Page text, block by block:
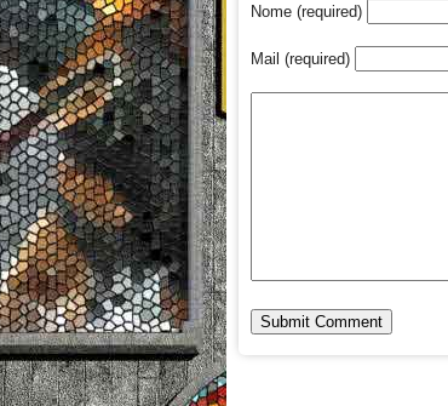
Nome (required)
Mail (required)